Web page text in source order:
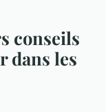
conseils
dans les